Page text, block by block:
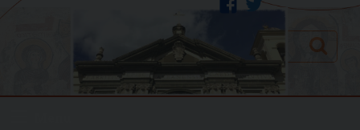
twitter
facebook
Search